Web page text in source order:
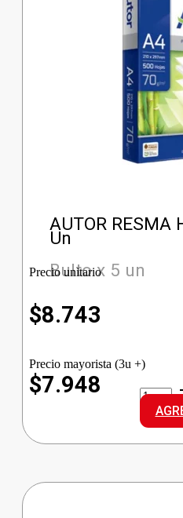
AUTOR RESMA
Un
Bulto x 5 un
Precio unitario
$8.743
Precio mayorista (3u +)
$7.948
AUTOR
RESMA
HOJA
A4
70G